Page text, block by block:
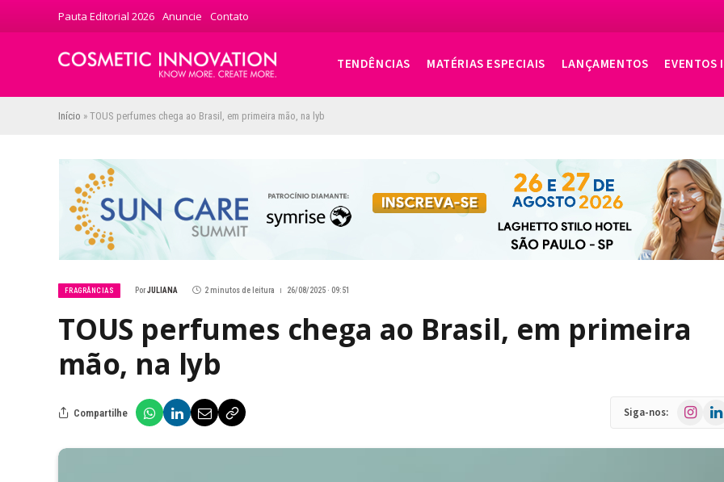
Pauta Editorial 2026 Anuncie Contato
TENDÊNCIAS MATÉRIAS ESPECIAIS LANÇAMENTOS EVENTOS
Início » TOUS perfumes chega ao Brasil, em primeira mão, na lyb
FRAGRÂNCIAS PorJULIANA 2 minutos de leitura 26/08/2025 · 09:51
TOUS perfumes chega ao Brasil, em primeira
mão, na lyb
Compartilhe Siga-nos: Instagram